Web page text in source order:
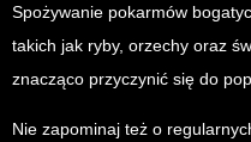
Spożywanie pokarmów
takich jak ryby, orzechy oraz
znacząco przyczynić się do
Nie zapominaj też o